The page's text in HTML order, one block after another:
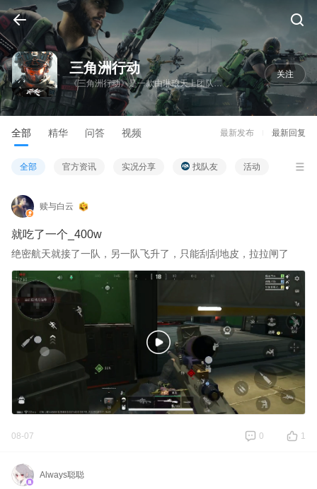
三角洲行动
《三角洲行动》是一款由琳琅天上团队研发运营的新一代战术射击品质标杆游戏。目前已上线PC/移动端/主机平台。 在经典的《三角洲特种部队》IP续作中，你将化身特战干员，与队友紧密协作，灵活制定战术，完成各种极限行动。中远距离战术战斗、秘密潜入解决目标、驾驶重型载具火力输出、海量随机事件、几十人的大战场对决…在这里，你将获得丰富又刺激的作战体验。
关注
全部 精华 问答 视频 最新发布 最新回复
全部 官方资讯 实况分享 找队友 活动
赎与白云
就吃了一个_400w
绝密航天就接了一队，另一队飞升了，只能刮刮地皮，拉拉闸了
08-07 0 1
Always聪聪